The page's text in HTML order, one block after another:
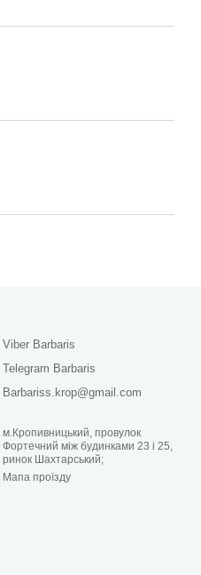
Viber Barbaris
Telegram Barbaris
Barbariss.krop@gmail.com
м.Кропивницький, провулок
Фортечний між будинками 23 і 25,
ринок Шахтарський;
Мапа проїзду